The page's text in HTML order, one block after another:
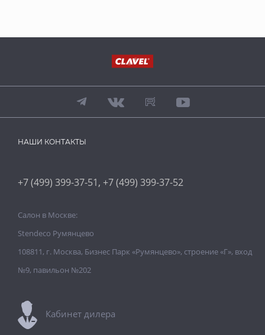
НАШИ КОНТАКТЫ
+7 (499) 399-37-51, +7 (499) 399-37-52
Салон в Москве:
Stendeco Румянцево
108811, г. Москва, Бизнес Парк «Румянцево», строение «Г», вход
№9, павильон №202
Кабинет дилера